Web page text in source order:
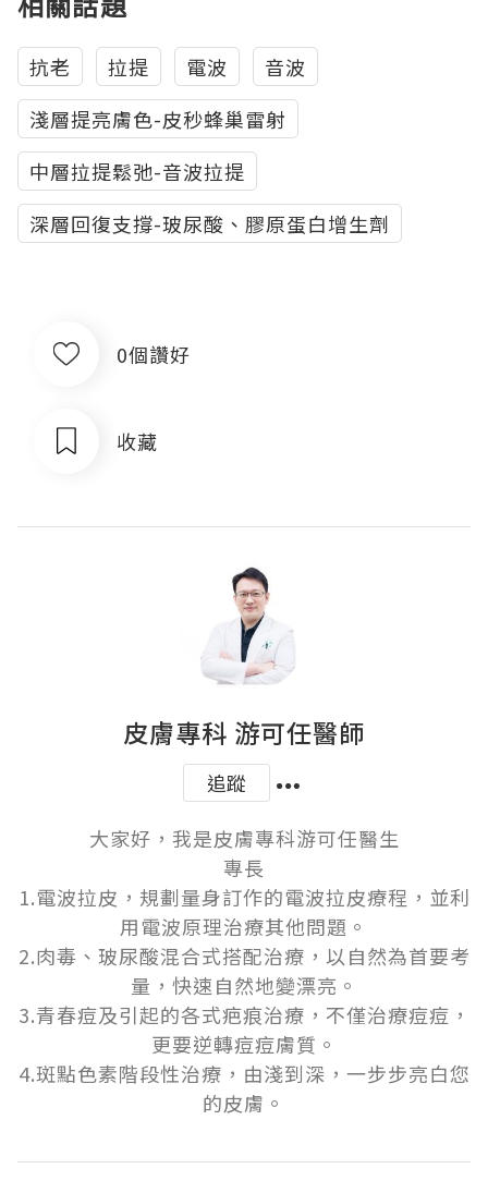
抗老 拉提 電波
音波
淺層提亮膚色-皮秒蜂巢雷射
中層拉提鬆弛-音波拉提
深層回復支撐-玻尿酸、膠原蛋白增生劑
0個讚好
收藏
皮膚專科 游可任醫師
追蹤
大家好，我是皮膚專科游可任醫生
專長
1.電波拉皮，規劃量身訂作的電波拉皮療程，並利
用電波原理治療其他問題。
2.肉毒、玻尿酸混合式搭配治療，以自然為首要考
量，快速自然地變漂亮。
3.青春痘及引起的各式疤痕治療，不僅治療痘痘，
更要逆轉痘痘膚質。
4.斑點色素階段性治療，由淺到深，一步步亮白您
的皮膚。